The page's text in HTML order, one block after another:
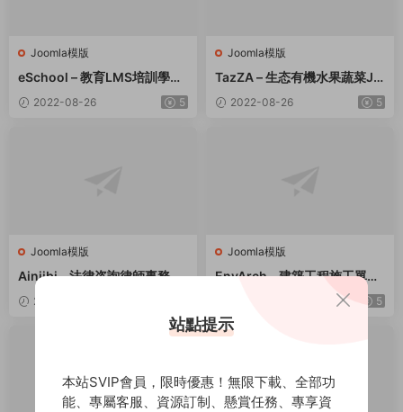
Joomla模版
eSchool – 教育LMS培訓學校
Joomla 模闆
2022-08-26 5
Joomla模版
TazZA – 生态有機水果蔬菜Jo
omla商店模闆
2022-08-26 5
Joomla模版
Ainjibi – 法律咨詢律師事務所
網站Joomla模闆
2022-08-26
Joomla模版
EnvArch – 建築工程施工單位
5
站點提示
本站SVIP會員，限時優惠！無限下載、全部功
能、專屬客服、資源訂制、懸賞任務、專享資